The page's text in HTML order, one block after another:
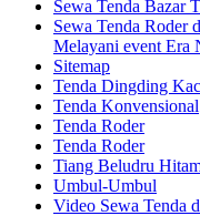
Sewa Tenda Bazar
Sewa Tenda Roder
Melayani event Era
Sitemap
Tenda Dingding
Tenda Konvensional
Tenda Roder
Tenda Roder
Tiang Beludru
Umbul-Umbul
Video Sewa Tenda